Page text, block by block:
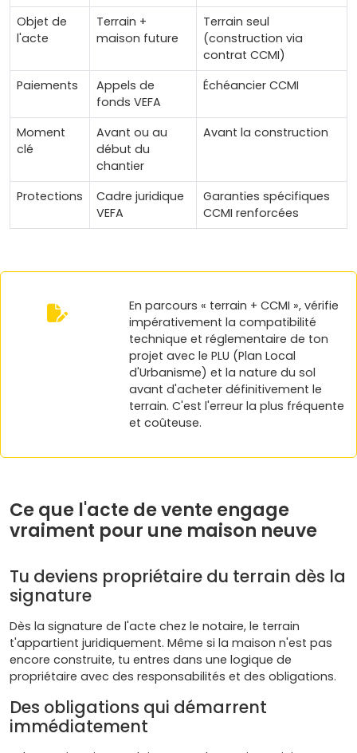
Objet de
l'acte
Terrain +
maison future
Terrain seul
(construction via
contrat CCMI)
Paiements
Appels de
fonds VEFA
Échéancier CCMI
Moment
clé
Avant ou au
début du
chantier
Avant la construction
Protections
Cadre juridique
VEFA
Garanties spécifiques
CCMI renforcées
En parcours « terrain + CCMI », vérifie
impérativement la compatibilité
technique et réglementaire de ton
projet avec le PLU (Plan Local
d'Urbanisme) et la nature du sol
avant d'acheter définitivement le
terrain. C'est l'erreur la plus fréquente
et coûteuse.
Ce que l'acte de vente engage
vraiment pour une maison neuve
Tu deviens propriétaire du terrain dès la
signature
Dès la signature de l'acte chez le notaire, le terrain
t'appartient juridiquement. Même si la maison n'est pas
encore construite, tu entres dans une logique de
propriétaire avec des responsabilités et des obligations.
Des obligations qui démarrent
immédiatement